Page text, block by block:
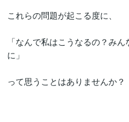
これらの問題が起こる度に、
「なんで私はこうなるの？み
に」
って思うことはありませんか？